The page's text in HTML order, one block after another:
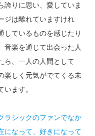
誇りに思い、愛していま
ジは離れていますけれ
しているものを感じたり
音楽を通じて出会った人
ら、一人の人間として
楽しく元気がでてくる未
ます。
ラシックのファンでなか
になって、好きになって